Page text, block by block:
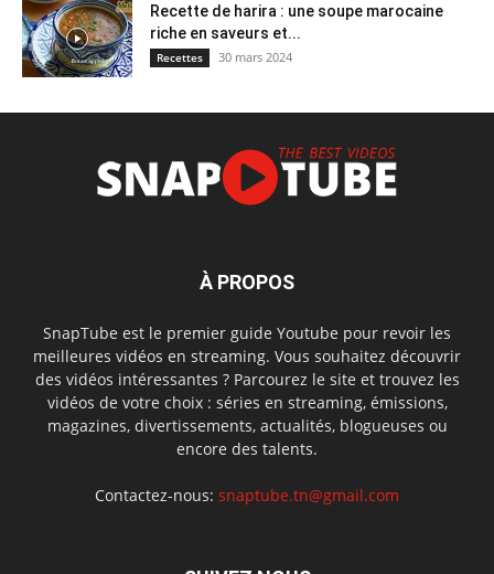
Recette de harira : une soupe marocaine
riche en saveurs et...
Recettes 30 mars 2024
À PROPOS
SnapTube est le premier guide Youtube pour revoir les
meilleures vidéos en streaming. Vous souhaitez découvrir
des vidéos intéressantes ? Parcourez le site et trouvez les
vidéos de votre choix : séries en streaming, émissions,
magazines, divertissements, actualités, blogueuses ou
encore des talents.
Contactez-nous: snaptube.tn@gmail.com